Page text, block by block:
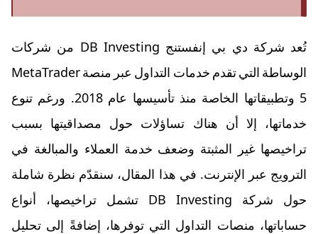
تُعد شركة دي بي إنفستنج DB Investing من شركات
الوساطة التي تقدم خدمات التداول عبر منصة MetaTrader
5 وتطبيقاتها الخاصة منذ تأسيسها عام 2018. ورغم تنوع
خدماتها، إلا أن هناك تساؤلات حول مصداقيتها بسبب
تراخيصها غير المثبتة وضعف خدمة العملاء والمبالغة في
الترويج عبر الإنترنت. في هذا المقال، سنقدّم نظرة شاملة
حول شركة DB Investing تشمل تراخيصها، أنواع
حساباتها، منصات التداول التي توفرها، إضافةً إلى تحليل